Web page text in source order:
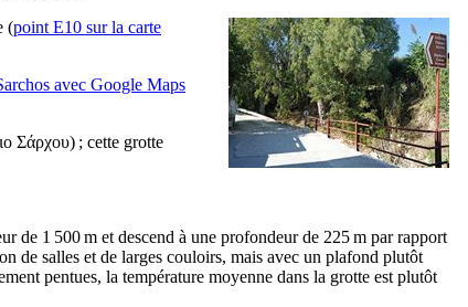
(point E10 sur la carte
avec Google Maps
Σάρχου) ; cette grotte
de 1 500 m et descend à une profondeur de 225 m par rapport
de salles et de larges couloirs, mais avec un plafond plutôt
pentues, la température moyenne dans la grotte est plutôt